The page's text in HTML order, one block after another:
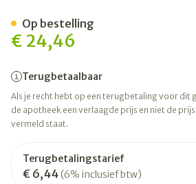
€ 24,46
Terugbetaalbaar
Als je recht hebt op een terugbetaling voor dit
de apotheek een verlaagde prijs en niet de
vermeld staat.
Terugbetalingstarief
€ 6,44(6% inclusief btw)
Op bestelling